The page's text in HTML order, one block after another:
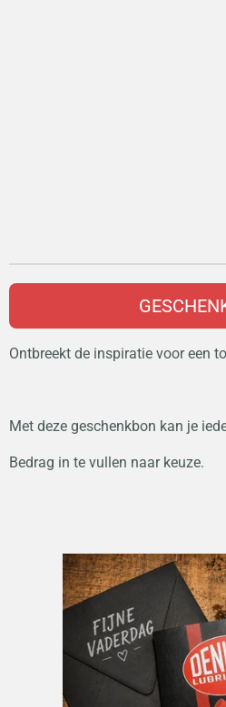
Ontbreekt de inspiratie voor een
Met deze geschenkbon kan je
Bedrag in te vullen naar keuze.